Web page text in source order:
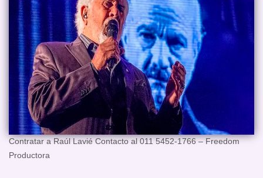
Contratar a Raúl Lavié Contacto al 011 5452-1766 – Freedom
Productora